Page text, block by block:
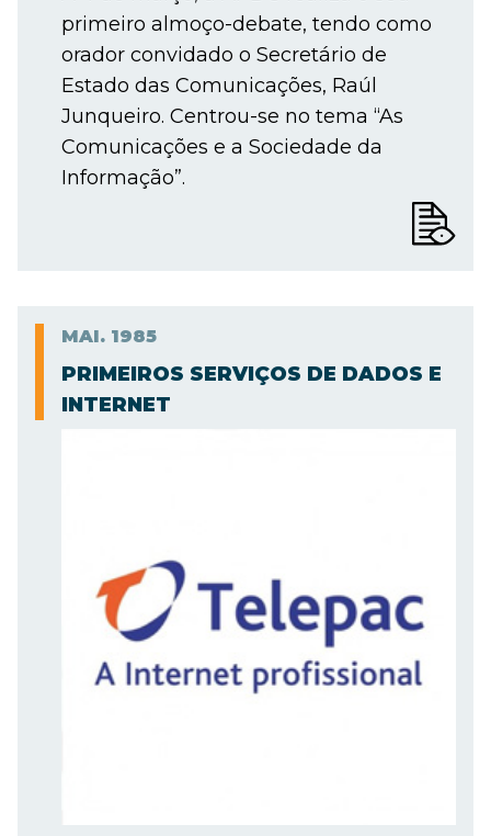
primeiro almoço-debate, tendo como
orador convidado o Secretário de
Estado das Comunicações, Raúl
Junqueiro. Centrou-se no tema “As
Comunicações e a Sociedade da
Informação”.
MAI. 1985
PRIMEIROS SERVIÇOS DE DADOS E
INTERNET